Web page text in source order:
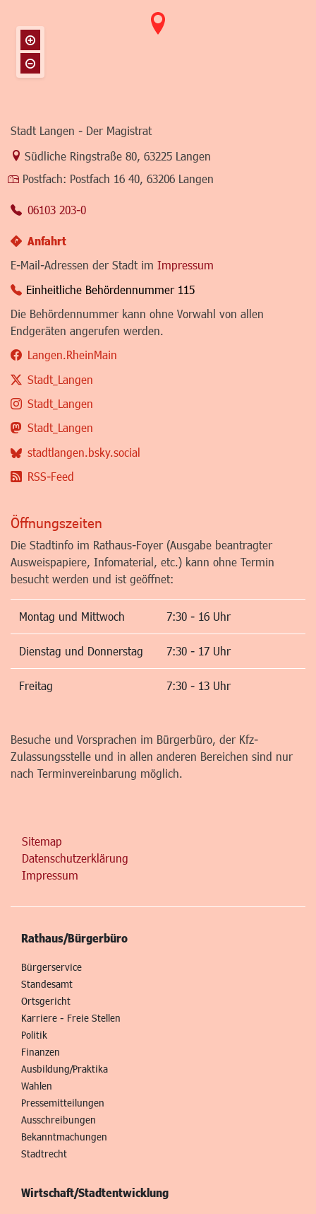
Stadt Langen - Der Magistrat
Link zur Google-Maps Navigation
Südliche Ringstraße 80 63225 Langen
Postfach: Postfach 16 40, 63206 Langen
06103 203-0
Anfahrt
E-Mail-Adressen der Stadt im Impressum
Einheitliche Behördennummer 115
Die Behördennummer kann ohne Vorwahl von allen
Endgeräten angerufen werden.
Langen.RheinMain
Stadt_Langen
Stadt_Langen
Stadt_Langen
stadtlangen.bsky.social
RSS-Feed
Öffnungszeiten
Die Stadtinfo im Rathaus-Foyer (Ausgabe beantragter
Ausweispapiere, Infomaterial, etc.) kann ohne Termin
besucht werden und ist geöffnet:
Montag und Mittwoch 7:30 - 16 Uhr
Dienstag und Donnerstag 7:30 - 17 Uhr
Freitag 7:30 - 13 Uhr
Besuche und Vorsprachen im Bürgerbüro, der Kfz-
Zulassungsstelle und in allen anderen Bereichen sind nur
nach Terminvereinbarung möglich.
Sitemap
Datenschutzerklärung
Impressum
Rathaus/Bürgerbüro
Bürgerservice
Standesamt
Ortsgericht
Karriere - Freie Stellen
Politik
Finanzen
Ausbildung/Praktika
Wahlen
Pressemitteilungen
Ausschreibungen
Bekanntmachungen
Stadtrecht
Wirtschaft/Stadtentwicklung